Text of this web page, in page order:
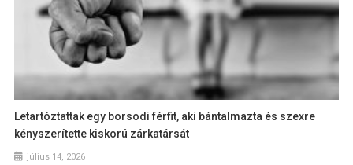
Letartóztattak egy borsodi férfit, aki bántalmazta és szexre
kényszerítette kiskorú zárkatársát
július 14, 2026